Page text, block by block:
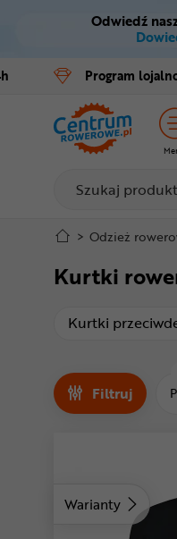
Menu
Odwiedź
Program
Rowery
E-bike
Części
Akcesoria
Odzież
Kaski
Buty
Odżywki
> Odzież
Kurtki
Kurtki
Filtruj
Warianty